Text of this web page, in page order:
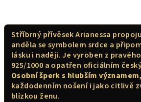
Stříbrný přívěsek Arianessa
anděla se symbolem srdce a
lásku i naději. Je vyroben z
925/1000 a opatřen oficiálním
Osobní šperk s hlubším významem
každodenním nošení i jako citlivě
blízkou ženu.
R
M
A